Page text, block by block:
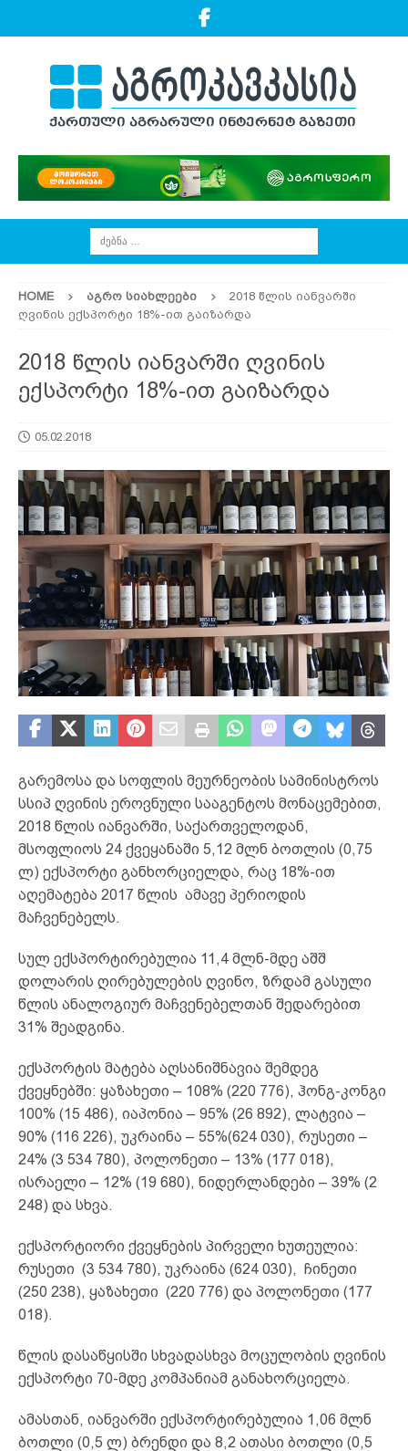
HOME ᲐᲒᲠᲝ ᲡᲘᲐᲮᲚᲔᲔᲑᲘ
2018 წლის იანვარში
ღვინის ექსპორტი 18%-ით გაიზარდა
2018 წლის იანვარში ღვინის
ექსპორტი 18%-ით გაიზარდა
05.02.2018
გარემოსა და სოფლის მეურნეობის სამინისტროს
სსიპ ღვინის ეროვნული სააგენტოს მონაცემებით,
2018 წლის იანვარში, საქართველოდან,
მსოფლიოს 24 ქვეყანაში 5,12 მლნ ბოთლის (0,75
ლ) ექსპორტი განხორციელდა, რაც 18%-ით
აღემატება 2017 წლის ამავე პერიოდის
მაჩვენებელს.
სულ ექსპორტირებულია 11,4 მლნ-მდე აშშ
დოლარის ღირებულების ღვინო, ზრდამ გასული
წლის ანალოგიურ მაჩვენებელთან შედარებით
31% შეადგინა.
ექსპორტის მატება აღსანიშნავია შემდეგ
ქვეყნებში: ყაზახეთი – 108% (220 776), ჰონგ-კონგი
100% (15 486), იაპონია – 95% (26 892), ლატვია –
90% (116 226), უკრაინა – 55%(624 030), რუსეთი –
24% (3 534 780), პოლონეთი – 13% (177 018),
ისრაელი – 12% (19 680), ნიდერლანდები – 39% (2
248) და სხვა.
ექსპორტიორი ქვეყნების პირველი ხუთეულია:
რუსეთი (3 534 780), უკრაინა (624 030), ჩინეთი
(250 238), ყაზახეთი (220 776) და პოლონეთი (177
018).
წლის დასაწყისში სხვადასხვა მოცულობის ღვინის
ექსპორტი 70-მდე კომპანიამ განახორციელა.
ამასთან, იანვარში ექსპორტირებულია 1,06 მლნ
ბოთლი (0,5 ლ) ბრენდი და 8,2 ათასი ბოთლი (0,5